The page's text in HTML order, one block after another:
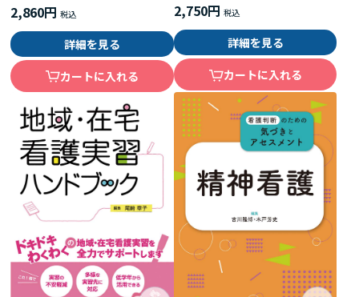
2,860円
詳細を見る
カートに入れる
2,750円
詳細を見る
カートに入れる